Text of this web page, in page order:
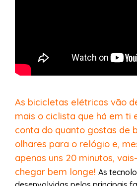
As bicicletas elétricas vão
mais o ciclista que há em ti
conta do quanto gostas de
olhares para o relógio e,
apenas uns 20 minutos,
chegar bem longe! As